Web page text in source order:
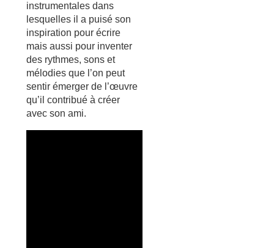
instrumentales dans
lesquelles il a puisé son
inspiration pour écrire
mais aussi pour inventer
des rythmes, sons et
mélodies que l’on peut
sentir émerger de l’œuvre
qu’il contribué à créer
avec son ami.